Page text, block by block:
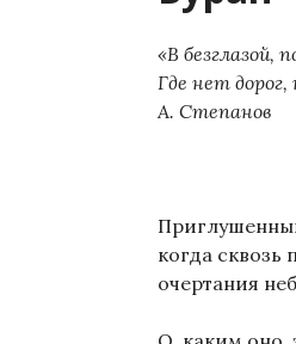
«В безглазой,
Где нет
А. Степанов
когда сквозь
очертания